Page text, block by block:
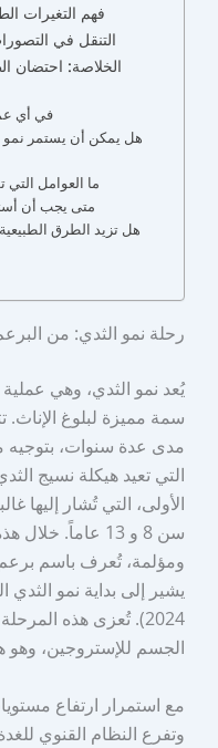
فهم التغيرات
التنقل في
الخلاصة: احتضان
في أي
هل يمكن أن يستمر نمو
ما العوامل التي
متى يجب أن
هل تزيد الطرق
رحلة نمو الثدي: من
يُعد نمو الثدي، وهي
سمة مميزة لبلوغ
مدى عدة سنوات، بتوجيه
التي تعيد هيكلة نسيج
الأولى، التي تُشار إليها
سن 8 و 13 عاماً.
ومؤلمة، تُعرف باسم برعم
2024). تُعزى هذه
الجسم للإستروجين،
مع استمرار ارتفاع
وتفرع النظام القنوي